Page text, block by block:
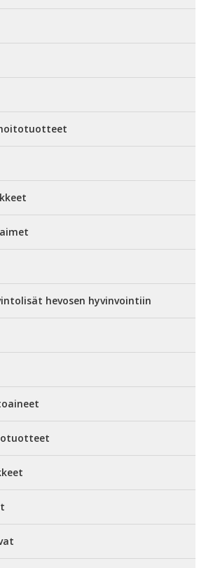
hevosen hyvinvointiin